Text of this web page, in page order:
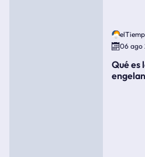
06 ago
Qué es